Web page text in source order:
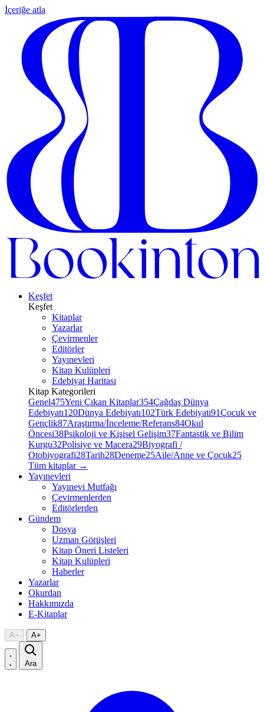
İçeriğe atla
Keşfet
Keşfet
Kitaplar
Yazarlar
Çevirmenler
Editörler
Yayınevleri
Kitap Kulüpleri
Edebiyat Haritası
Kitap Kategorileri
Genel475Yeni Çıkan Kitaplar354Çağdaş Dünya
Edebiyatı120Dünya Edebiyatı102Türk Edebiyatı91Çocuk ve
Gençlik87Araştırma/İnceleme/Referans84Okul
Öncesi38Psikoloji ve Kişisel Gelişim37Fantastik ve Bilim
Kurgu32Polisiye ve Macera29Biyografi /
Otobiyografi28Tarih28Deneme25Aile/Anne ve Çocuk25
Tüm kitaplar →
Yayınevleri
Yayınevi Mutfağı
Çevirmenlerden
Editörlerden
Gündem
Dosya
Uzman Görüşleri
Kitap Öneri Listeleri
Kitap Kulüpleri
Haberler
Yazarlar
Okurdan
Hakkımızda
E-Kitaplar
A− A+
Ara